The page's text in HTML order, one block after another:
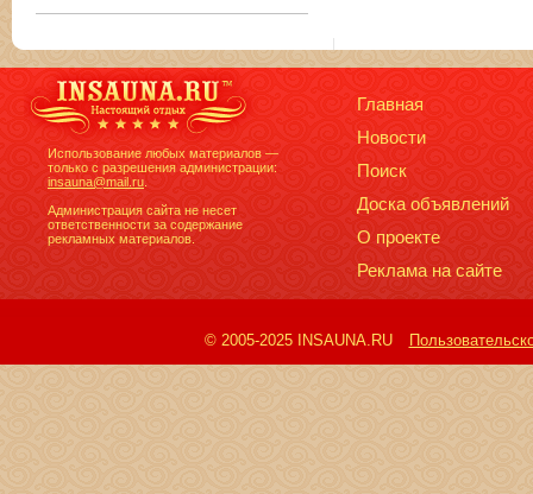
Использование любых материалов —
только с разрешения администрации:
insauna@mail.ru
Администрация сайта не несет
ответственности за содержание
рекламных материалов.
Главная
Новости
Поиск
Доска объявлений
О проекте
Реклама на сайте
© 2005-2025 INSAUNA.RU